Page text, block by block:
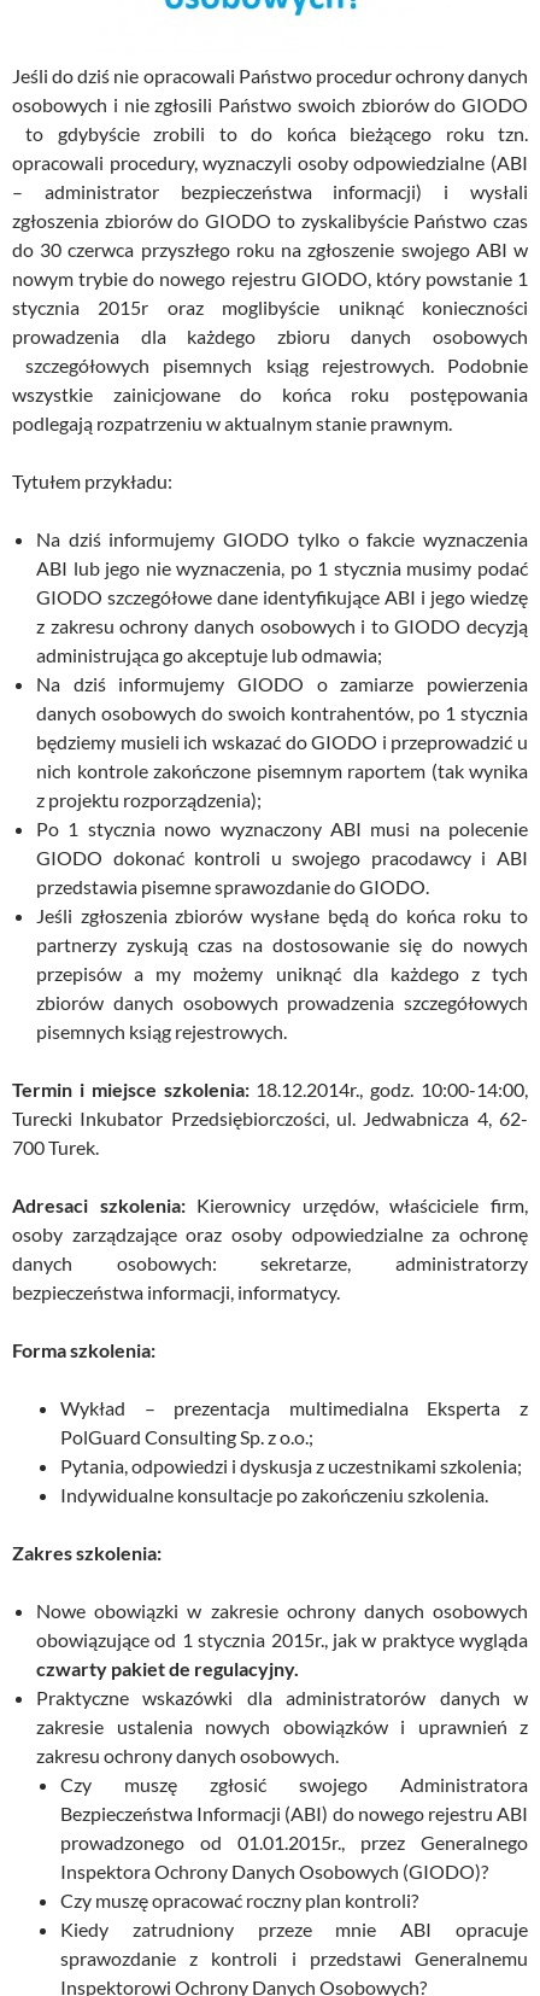
Jeśli do dziś nie opracowali Państwo procedur ochrony danych
osobowych i nie zgłosili Państwo swoich zbiorów do GIODO
to gdybyście zrobili to do końca bieżącego roku tzn.
opracowali procedury, wyznaczyli osoby odpowiedzialne (ABI
– administrator bezpieczeństwa informacji) i wysłali
zgłoszenia zbiorów do GIODO to zyskalibyście Państwo czas
do 30 czerwca przyszłego roku na zgłoszenie swojego ABI w
nowym trybie do nowego rejestru GIODO, który powstanie 1
stycznia 2015r oraz moglibyście uniknąć konieczności
prowadzenia dla każdego zbioru danych osobowych
szczegółowych pisemnych ksiąg rejestrowych. Podobnie
wszystkie zainicjowane do końca roku postępowania
podlegają rozpatrzeniu w aktualnym stanie prawnym.
Tytułem przykładu:
Na dziś informujemy GIODO tylko o fakcie wyznaczenia
ABI lub jego nie wyznaczenia, po 1 stycznia musimy podać
GIODO szczegółowe dane identyfikujące ABI i jego wiedzę
z zakresu ochrony danych osobowych i to GIODO decyzją
administrująca go akceptuje lub odmawia;
Na dziś informujemy GIODO o zamiarze powierzenia
danych osobowych do swoich kontrahentów, po 1 stycznia
będziemy musieli ich wskazać do GIODO i przeprowadzić u
nich kontrole zakończone pisemnym raportem (tak wynika
z projektu rozporządzenia);
Po 1 stycznia nowo wyznaczony ABI musi na polecenie
GIODO dokonać kontroli u swojego pracodawcy i ABI
przedstawia pisemne sprawozdanie do GIODO.
Jeśli zgłoszenia zbiorów wysłane będą do końca roku to
partnerzy zyskują czas na dostosowanie się do nowych
przepisów a my możemy uniknąć dla każdego z tych
zbiorów danych osobowych prowadzenia szczegółowych
pisemnych ksiąg rejestrowych.
Termin i miejsce szkolenia:18.12.2014r., godz. 10:00-14:00,
Turecki Inkubator Przedsiębiorczości, ul. Jedwabnicza 4, 62-
700 Turek.
Adresaci szkolenia:Kierownicy urzędów, właściciele firm,
osoby zarządzające oraz osoby odpowiedzialne za ochronę
danych osobowych: sekretarze, administratorzy
bezpieczeństwa informacji, informatycy.
Forma szkolenia:
Wykład – prezentacja multimedialna Eksperta z
PolGuard Consulting Sp. z o.o.;
Pytania, odpowiedzi i dyskusja z uczestnikami szkolenia;
Indywidualne konsultacje po zakończeniu szkolenia.
Zakres szkolenia:
Nowe obowiązki w zakresie ochrony danych osobowych
obowiązujące od 1 stycznia 2015r., jak w praktyce wygląda
czwarty pakiet de regulacyjny.
Praktyczne wskazówki dla administratorów danych w
zakresie ustalenia nowych obowiązków i uprawnień z
zakresu ochrony danych osobowych.
Czy muszę zgłosić swojego Administratora
Bezpieczeństwa Informacji (ABI) do nowego rejestru ABI
prowadzonego od 01.01.2015r., przez Generalnego
Inspektora Ochrony Danych Osobowych (GIODO)?
Czy muszę opracować roczny plan kontroli?
Kiedy zatrudniony przeze mnie ABI opracuje
sprawozdanie z kontroli i przedstawi Generalnemu
Inspektorowi Ochrony Danych Osobowych?